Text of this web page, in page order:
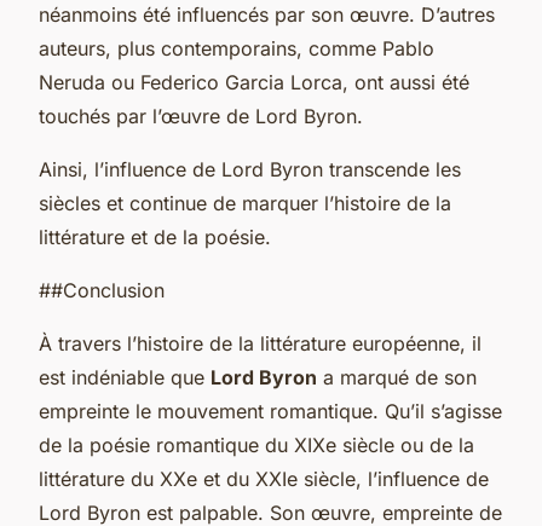
néanmoins été influencés par son œuvre. D’autres
auteurs, plus contemporains, comme Pablo
Neruda ou Federico Garcia Lorca, ont aussi été
touchés par l’œuvre de Lord Byron.
Ainsi, l’influence de Lord Byron transcende les
siècles et continue de marquer l’histoire de la
littérature et de la poésie.
##Conclusion
À travers l’histoire de la littérature européenne, il
est indéniable que Lord Byron a marqué de son
empreinte le mouvement romantique. Qu’il s’agisse
de la poésie romantique du XIXe siècle ou de la
littérature du XXe et du XXIe siècle, l’influence de
Lord Byron est palpable. Son œuvre, empreinte de